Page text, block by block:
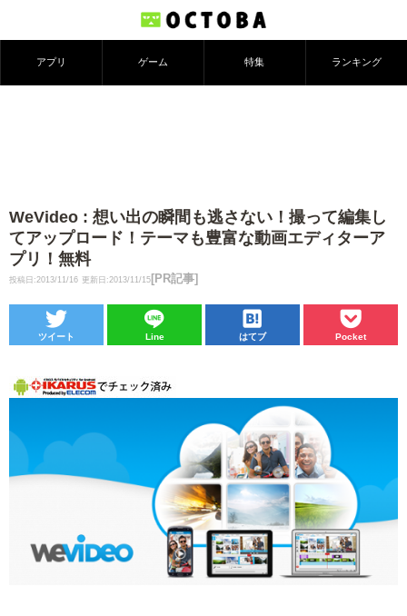
アプリ ゲーム 特集 ランキング
WeVideo : 想い出の瞬間も逃さない！撮って編集し
てアップロード！テーマも豊富な動画エディターア
プリ！無料
投稿日:2013/11/16 更新日:2013/11/15 [PR記事]
ツイート Line はてブ Pocket